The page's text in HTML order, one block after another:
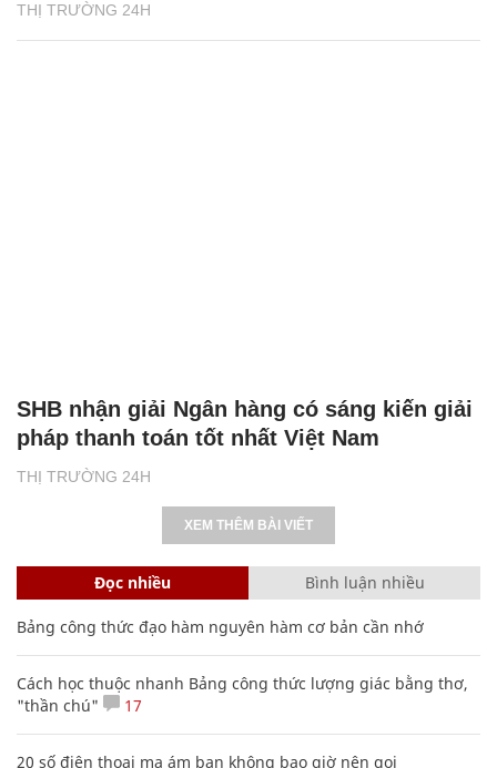
THỊ TRƯỜNG 24H
THỊ TRƯỜNG 24H
SHB nhận giải Ngân hàng có sáng kiến giải
pháp thanh toán tốt nhất Việt Nam
XEM THÊM BÀI VIẾT
Đọc nhiều Bình luận nhiều
Bảng công thức đạo hàm nguyên hàm cơ bản cần nhớ
Cách học thuộc nhanh Bảng công thức lượng giác bằng thơ,
"thần chú"
17
20 số điện thoại ma ám bạn không bao giờ nên gọi